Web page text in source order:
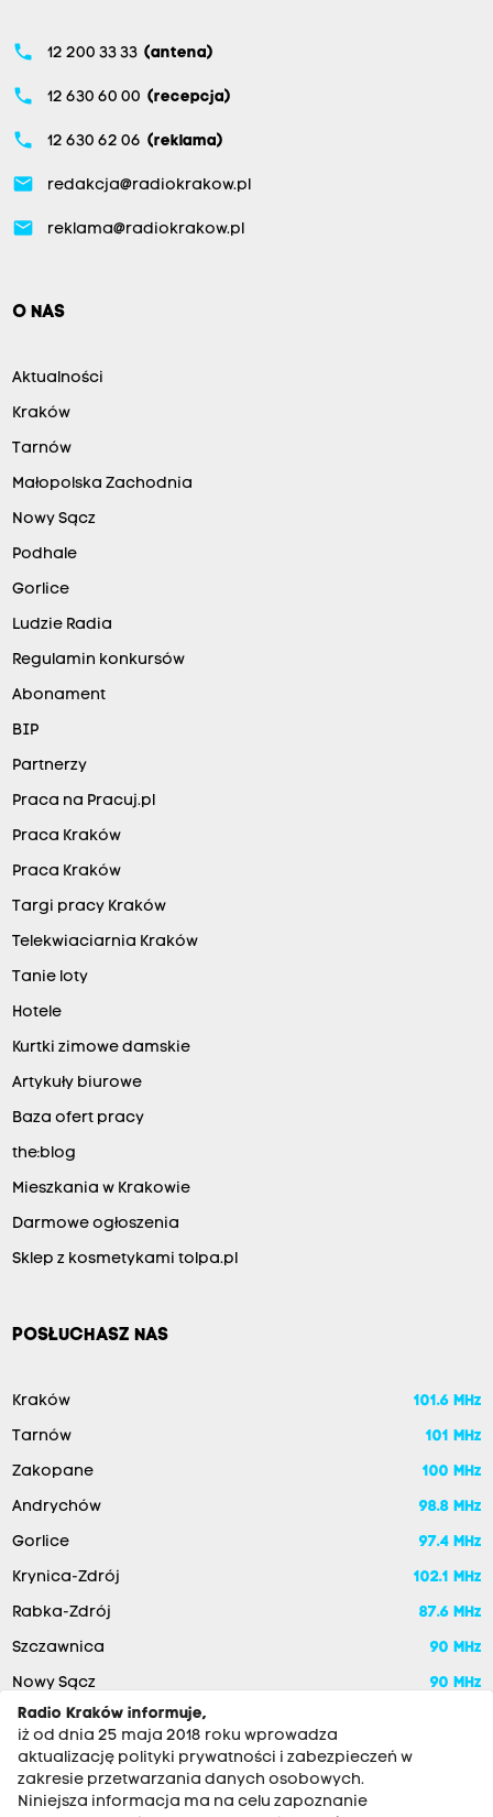
phone 12 200 33 33 (antena)
phone 12 630 60 00 (recepcja)
phone 12 630 62 06 (reklama)
email redakcja@radiokrakow.pl
email reklama@radiokrakow.pl
O NAS
Aktualności
Kraków
Tarnów
Małopolska Zachodnia
Nowy Sącz
Podhale
Gorlice
Ludzie Radia
Regulamin konkursów
Abonament
BIP
Partnerzy
Praca na Pracuj.pl
Praca Kraków
Praca Kraków
Targi pracy Kraków
Telekwiaciarnia Kraków
Tanie loty
Hotele
Kurtki zimowe damskie
Artykuły biurowe
Baza ofert pracy
the:blog
Mieszkania w Krakowie
Darmowe ogłoszenia
Sklep z kosmetykami tolpa.pl
POSŁUCHASZ NAS
Kraków 101.6 MHz
Tarnów 101 MHz
Zakopane 100 MHz
Andrychów 98.8 MHz
Gorlice 97.4 MHz
Krynica-Zdrój 102.1 MHz
Rabka-Zdrój 87.6 MHz
Szczawnica 90 MHz
Nowy Sącz
90 MHz
Radio Kraków informuje,
iż od dnia 25 maja 2018 roku wprowadza
aktualizację polityki prywatności i zabezpieczeń w
zakresie przetwarzania danych osobowych.
Niniejsza informacja ma na celu zapoznanie